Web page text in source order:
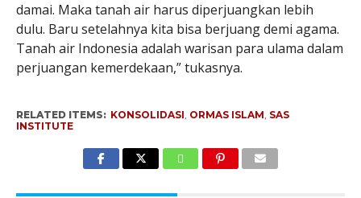
damai. Maka tanah air harus diperjuangkan lebih
dulu. Baru setelahnya kita bisa berjuang demi agama.
Tanah air Indonesia adalah warisan para ulama dalam
perjuangan kemerdekaan,” tukasnya.
RELATED ITEMS: KONSOLIDASI, ORMAS ISLAM, SAS
INSTITUTE